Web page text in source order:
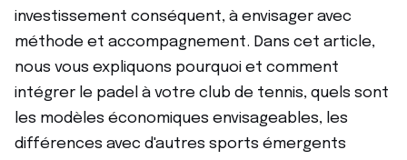
investissement conséquent, à envisager avec
méthode et accompagnement. Dans cet article,
nous vous expliquons pourquoi et comment
intégrer le padel à votre club de tennis, quels sont
les modèles économiques envisageables, les
différences avec d'autres sports émergents